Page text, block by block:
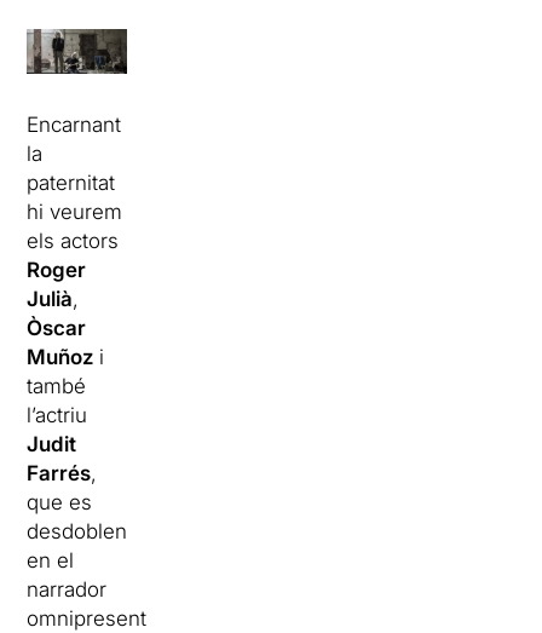
Encarnant
la
paternitat
hi veurem
els actors
Roger
Julià,
Òscar
Muñoz i
també
l’actriu
Judit
Farrés,
que es
desdoblen
en el
narrador
omnipresent